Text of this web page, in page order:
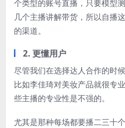
个类型的账号直播，只要模型
几个主播讲解带货，所以自播
的渠道。
2. 更懂用户
尽管我们在选择达人合作的时
比如李佳琦对美妆产品就很专
些主播的专业性是不强的。
尤其是那种每场都要播二三十